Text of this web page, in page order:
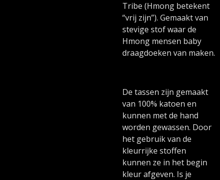
Tribe (Hmong betekent
“vrij zijn”). Gemaakt van
stevige stof waar de
Hmong mensen baby
draagdoeken van maken.
De tassen zijn gemaakt
van 100% katoen en
kunnen met de hand
worden gewassen. Door
het gebruik van de
kleurrijke stoffen
kunnen ze in het begin
kleur afgeven. Is je